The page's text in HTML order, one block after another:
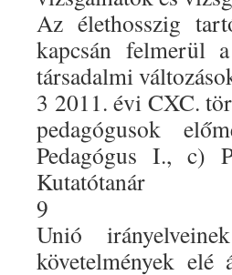
Az élethosszig
kapcsán felmerül
társadalmi
3 2011. évi CXC.
pedagógusok
Pedagógus I., c)
Kutatótanár
9
Unió
követelmények